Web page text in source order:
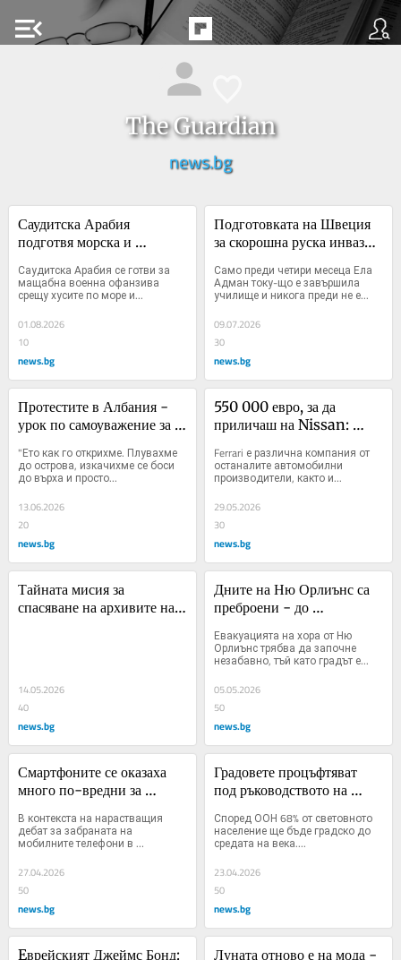
menu_open
The Guardian
news.bg
Саудитска Арабия
подготвя морска и
хусите
Саудитска Арабия се готви за
мащабна военна офанзива
срещу хусите по море и...
01.08.2026
10
news.bg
Подготовката на Швеция
за скорошна руска инвазия
Само преди четири месеца Ела
Адман току-що е завършила
училище и никога преди не е...
09.07.2026
30
news.bg
Протестите в Албания -
урок по самоуважение за
"Ето как го открихме. Плувахме
до острова, изкачихме се боси
до върха и просто...
13.06.2026
20
news.bg
550 000 евро, за да
приличаш на Nissan:
първото електро Ferrari
Ferrari е различна компания от
останалите автомобилни
производители, както и...
29.05.2026
30
news.bg
Тайната мисия за
спасяване на архивите на
14.05.2026
40
news.bg
Дните на Ню Орлиънс са
преброени - до
под вода
Евакуацията на хора от Ню
Орлиънс трябва да започне
незабавно, тъй като градът е...
05.05.2026
50
news.bg
Смартфоните се оказаха
много по-вредни за
представяхме
В контекста на нарастващия
дебат за забраната на
мобилните телефони в
27.04.2026
50
news.bg
Градовете процъфтяват
под ръководството на
Според ООН 68% от световното
население ще бъде градско до
средата на века....
23.04.2026
50
news.bg
Eврейският Джеймс Бонд:
Луната отново е на мода -